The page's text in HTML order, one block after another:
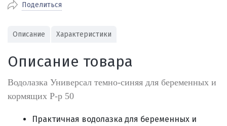
По Екатеринбургу бесплатная
По близлежащим городам
Отправляем во все регионы России
службами Пэк, Кит, Луч, Сдэк, Озон
доставка, Почта РФ или любой другой
транспортной компанией на Ваш выбор
Екатеринбурга и близлежащих
Через СБП при получении (для
Екатеринбурга и близлежащих
городов)
Онлайн через СБП
Поделиться
Описание Характеристики
Описание товара
Водолазка Универсал темно-синяя для беременных и
кормящих Р-р 50
Практичная водолазка для беременных и